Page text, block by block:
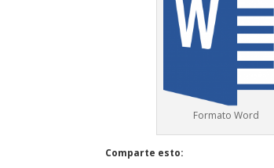
Formato Word
Comparte esto: